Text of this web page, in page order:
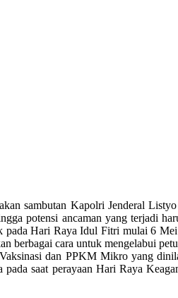
sambutan Kapolri Jenderal
potensi ancaman yang terjadi
pada Hari Raya Idul Fitri mulai 6
berbagai cara untuk mengelabui
dan PPKM Mikro yang
saat perayaan Hari Raya